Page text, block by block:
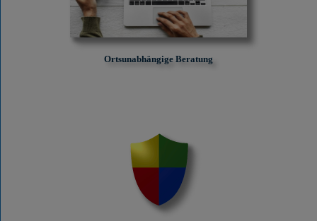
Ortsunabhängige Beratung